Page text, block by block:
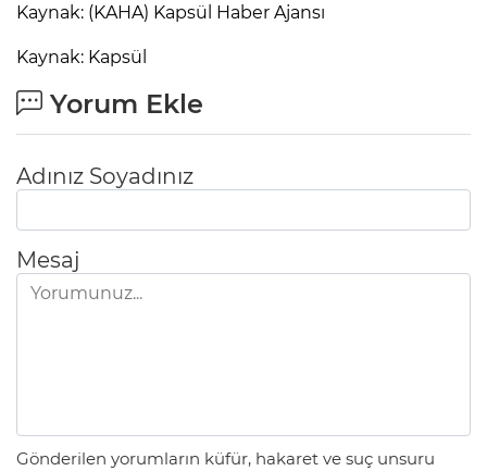
Kaynak: (KAHA) Kapsül Haber Ajansı
Kaynak: Kapsül
Yorum Ekle
Adınız Soyadınız
Mesaj
Gönderilen yorumların küfür, hakaret ve suç unsuru